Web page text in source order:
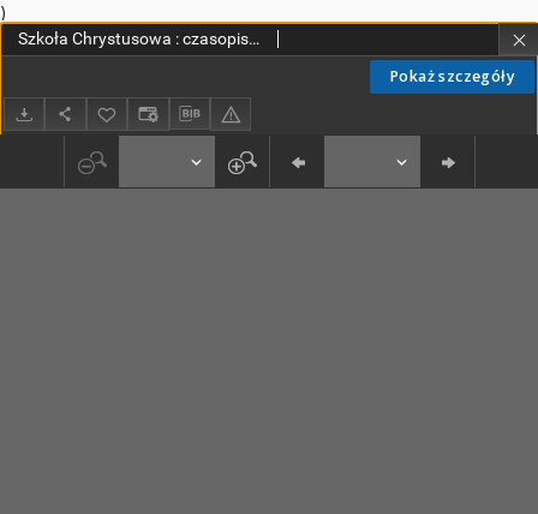
)
Pokaż szczegóły
Szkoła Chrystusowa : czasopismo poświęcone zagadnieniom życia wewnętrznego. R. 9 (1938) T. 16